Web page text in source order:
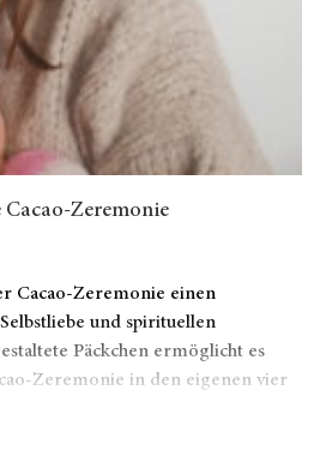
Zeremonie
Cacao-Zeremonie einen
und spirituellen
Päckchen ermöglicht es
Zeremonie in den eigenen vier